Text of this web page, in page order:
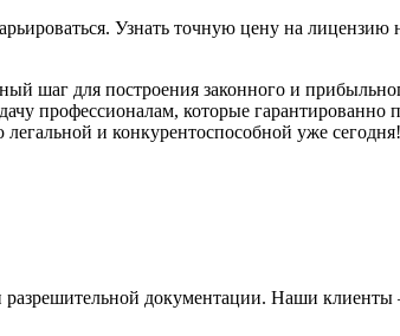
Узнать точную цену на
шаг для построения законного и
профессионалам, которые
и конкурентоспособной уже сегодня!
разрешительной документации. Наши